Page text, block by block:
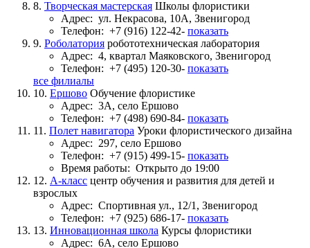
8. Творческая мастерская Школы флористики
Адрес: ул. Некрасова, 10А, Звенигород
Телефон: +7 (916) 122-42- показать
9. Роболатория робототехническая лаборатория
Адрес: 4, квартал Маяковского, Звенигород
Телефон: +7 (495) 120-30- показать
все филиалы
10. Ершово Обучение флористике
Адрес: 3А, село Ершово
Телефон: +7 (498) 690-84- показать
11. Полет навигатора Уроки флористического дизайна
Адрес: 297, село Ершово
Телефон: +7 (915) 499-15- показать
Время работы: Открыто до 19:00
12. А-класс центр обучения и развития для детей и
взрослых
Адрес: Спортивная ул., 12/1, Звенигород
Телефон: +7 (925) 686-17- показать
13. Инновационная школа Курсы флористики
Адрес: 6А, село Ершово